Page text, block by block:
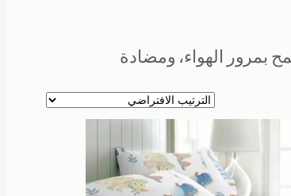
بمرور الهواء، ومضادة